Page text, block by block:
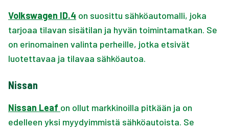
Volkswagen ID.4 on suosittu sähköautomalli, joka
tarjoaa tilavan sisätilan ja hyvän toimintamatkan. Se
on erinomainen valinta perheille, jotka etsivät
luotettavaa ja tilavaa sähköautoa.
Nissan
Nissan Leaf on ollut markkinoilla pitkään ja on
edelleen yksi myydyimmistä sähköautoista. Se